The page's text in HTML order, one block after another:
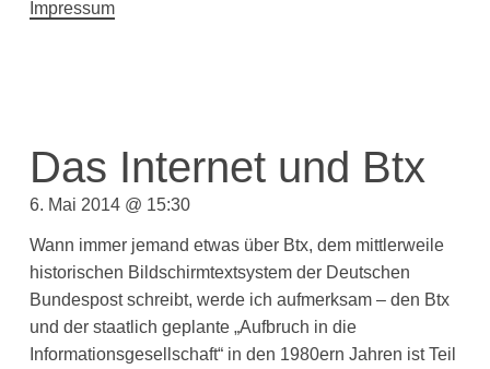
Impressum
Das Internet und Btx
6. Mai 2014 @ 15:30
Wann immer jemand etwas über Btx, dem mittlerweile
historischen Bildschirmtextsystem der Deutschen
Bundespost schreibt, werde ich aufmerksam – den Btx
und der staatlich geplante „Aufbruch in die
Informationsgesellschaft“ in den 1980ern Jahren ist Teil